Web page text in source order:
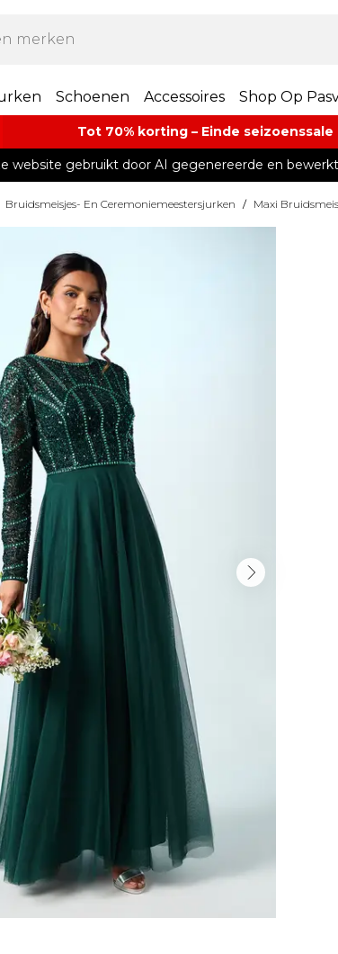
Schoenen Accessoires Shop Op
Tot 70% korting – Einde seizoenssale
website gebruikt door AI gegenereerde en
Bruidsmeisjes- En Ceremoniemeestersjurken / Maxi